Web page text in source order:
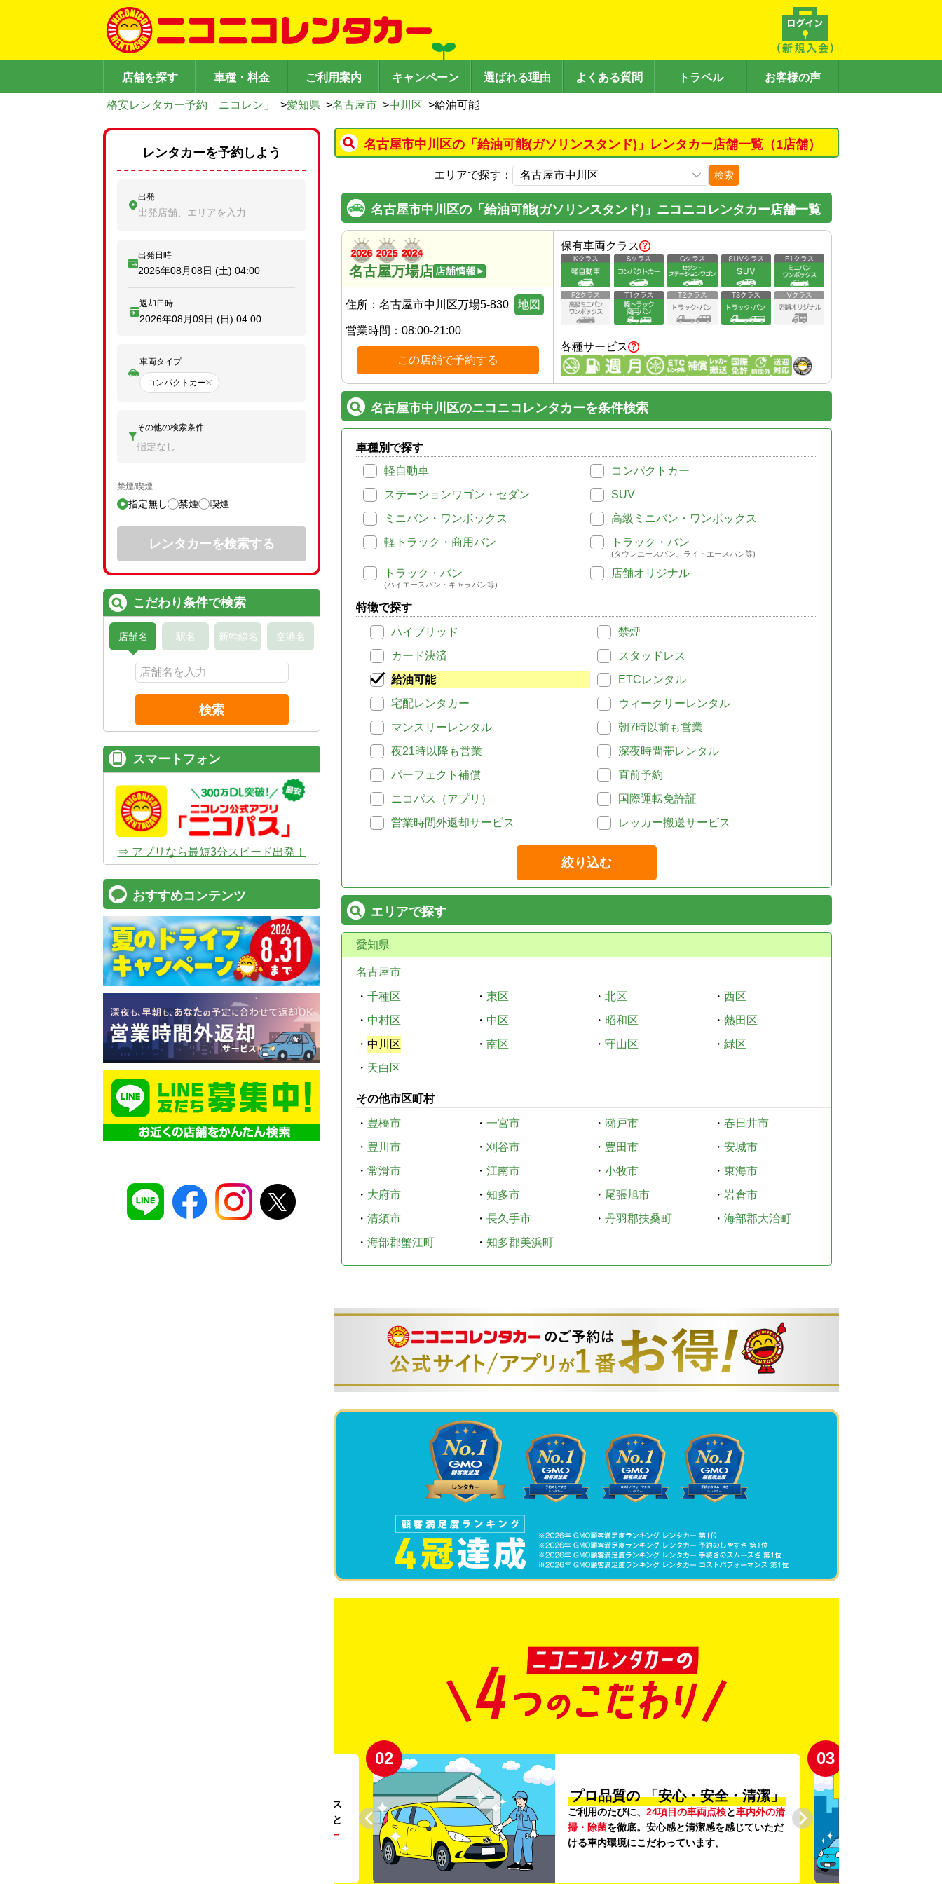
店舗を探す 車種・料金 ご利用案内 キャンペーン 選ばれる理由 よくある質問 トラベル お客様の声
格安レンタカー予約「ニコレン」 >愛知県 >名古屋市 >中川区 >給油可能
名古屋市中川区の「給油可能(ガソリンスタンド)」レンタカー店舗一覧（1店舗）
エリアで探す： 検索
名古屋市中川区の「給油可能(ガソリンスタンド)」ニコニコレンタカー店舗一覧
名古屋万場店
住所： 名古屋市中川区万場5-830 地図
営業時間： 08:00-21:00
この店舗で予約する
保有車両クラス
各種サービス
名古屋市中川区のニコニコレンタカーを条件検索
車種別で探す
軽自動車
コンパクトカー
ステーションワゴン・セダン
SUV
ミニバン・ワンボックス
高級ミニバン・ワンボックス
軽トラック・商用バン
トラック・バン
(タウンエースバン、ライトエースバン等)
トラック・バン
(ハイエースバン・キャラバン等)
店舗オリジナル
特徴で探す
ハイブリッド
禁煙
カード決済
スタッドレス
給油可能
ETCレンタル
宅配レンタカー
ウィークリーレンタル
マンスリーレンタル
朝7時以前も営業
夜21時以降も営業
深夜時間帯レンタル
パーフェクト補償
直前予約
ニコパス（アプリ）
国際運転免許証
営業時間外返却サービス
レッカー搬送サービス
絞り込む
エリアで探す
愛知県
名古屋市
・ 千種区 ・ 東区 ・ 北区 ・ 西区
・ 中村区 ・ 中区 ・ 昭和区 ・ 熱田区
・ 中川区 ・ 南区 ・ 守山区 ・ 緑区
・ 天白区
その他市区町村
・ 豊橋市 ・ 一宮市 ・ 瀬戸市 ・ 春日井市
・ 豊川市 ・ 刈谷市 ・ 豊田市 ・ 安城市
・ 常滑市 ・ 江南市 ・ 小牧市 ・ 東海市
・ 大府市 ・ 知多市 ・ 尾張旭市 ・ 岩倉市
・ 清須市 ・ 長久手市 ・ 丹羽郡扶桑町 ・ 海部郡大治町
・ 海部郡蟹江町 ・ 知多郡美浜町
。ガソリンス
タンドや整備工場の既存インフラを活用すること
リー
02
プロ品質の 「安心・安全・清潔」
ご利用のたびに、 24項目の車両点検と車内外の清
掃・除菌を徹底。安心感と清潔感を感じていただ
ける車内環境にこだわっています。
03
レンタカーを予約しよう
出発
出発店舗、エリアを入力
出発日時
2026年08月08日 (土) 04:00
返却日時
2026年08月09日 (日) 04:00
車両タイプ
コンパクトカー
その他の検索条件
指定なし
禁煙/喫煙
指定無し 禁煙 喫煙
レンタカーを検索する
こだわり条件で検索
店舗名 駅名 新幹線名 空港名
検索
スマートフォン
⇒ アプリなら最短3分スピード出発！
おすすめコンテンツ